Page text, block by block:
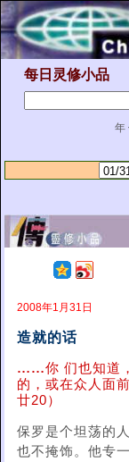
每日灵修小品
年
2008年1月31日
造就的话
……你 们也知道
的，或在众人面
廿20）
保罗是个坦荡的
也不掩饰。他专